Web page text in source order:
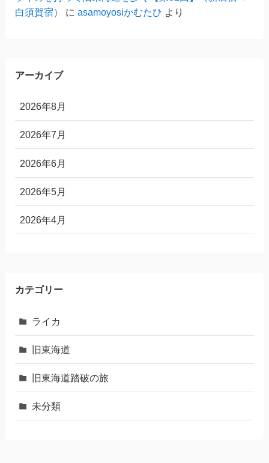
白須賀宿）
に asamoyosiかむたひ より
アーカイブ
2026年8月
2026年7月
2026年6月
2026年5月
2026年4月
カテゴリー
ライカ
旧東海道
旧東海道踏破の旅
未分類